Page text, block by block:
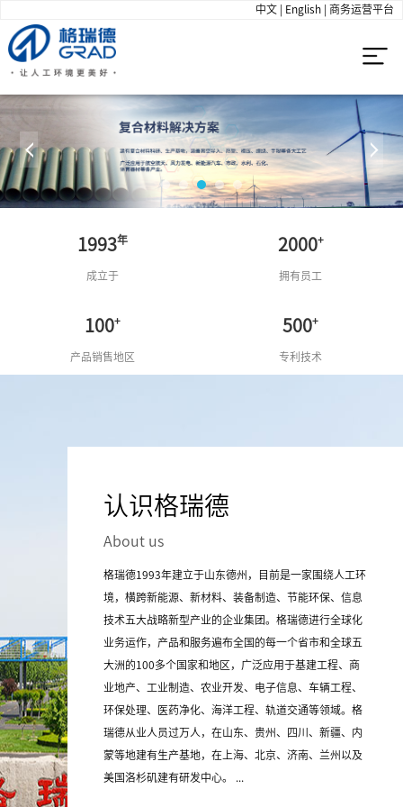
中文 English |商务运营平台
1993年
成立于
2000+
拥有员工
100+
产品销售地区
500+
专利技术
认识格瑞德
About us
格瑞德1993年建立于山东德州，目前是一家围绕人工环
境，横跨新能源、新材料、装备制造、节能环保、信息
技术五大战略新型产业的企业集团。格瑞德进行全球化
业务运作，产品和服务遍布全国的每一个省市和全球五
大洲的100多个国家和地区，广泛应用于基建工程、商
业地产、工业制造、农业开发、电子信息、车辆工程、
环保处理、医药净化、海洋工程、轨道交通等领域。格
瑞德从业人员过万人，在山东、贵州、四川、新疆、内
蒙等地建有生产基地，在上海、北京、济南、兰州以及
美国洛杉矶建有研发中心。 ...